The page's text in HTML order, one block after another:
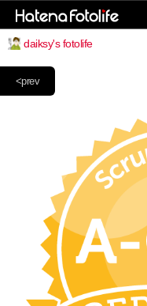
daiksy's fotolife
<prev